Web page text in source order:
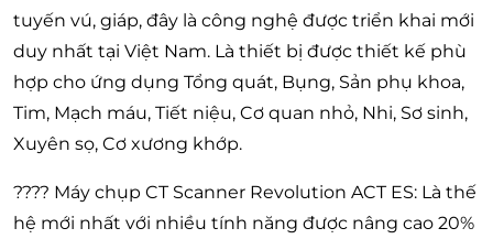
tuyến vú, giáp, đây là công nghệ được triển khai mới
duy nhất tại Việt Nam. Là thiết bị được thiết kế phù
hợp cho ứng dụng Tổng quát, Bụng, Sản phụ khoa,
Tim, Mạch máu, Tiết niệu, Cơ quan nhỏ, Nhi, Sơ sinh,
Xuyên sọ, Cơ xương khớp.
???? Máy chụp CT Scanner Revolution ACT ES: Là thế
hệ mới nhất với nhiều tính năng được nâng cao 20%